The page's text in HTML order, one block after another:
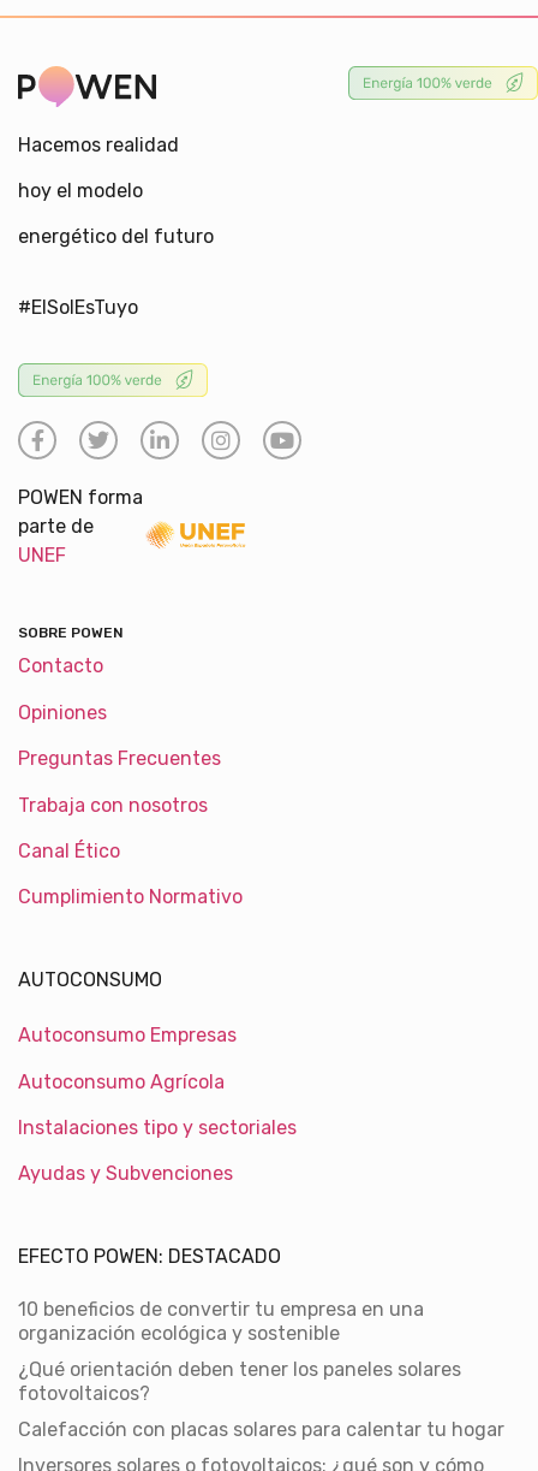
Hacemos realidad
hoy el modelo
energético del futuro
#ElSolEsTuyo
POWEN forma
parte de
UNEF
SOBRE POWEN
Contacto
Opiniones
Preguntas Frecuentes
Trabaja con nosotros
Canal Ético
Cumplimiento Normativo
AUTOCONSUMO
Autoconsumo Empresas
Autoconsumo Agrícola
Instalaciones tipo y sectoriales
Ayudas y Subvenciones
EFECTO POWEN: DESTACADO
10 beneficios de convertir tu empresa en una
organización ecológica y sostenible
¿Qué orientación deben tener los paneles solares
fotovoltaicos?
Calefacción con placas solares para calentar tu hogar
Inversores solares o fotovoltaicos: ¿qué son y cómo